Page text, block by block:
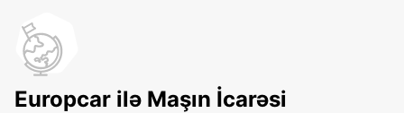
Europcar ilə Maşın İcarəsi